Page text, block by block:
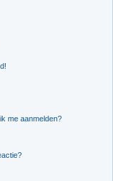
me aanmelden?